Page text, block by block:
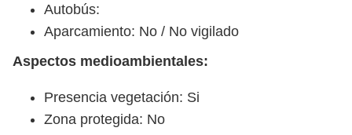
Autobús:
Aparcamiento: No / No vigilado
Aspectos medioambientales:
Presencia vegetación: Si
Zona protegida: No